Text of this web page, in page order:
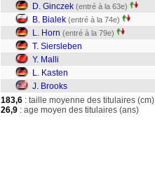
D. Ginczek (entré à la 63e)
B. Bialek (entré à la 74e)
L. Horn (entré à la 79e)
T. Siersleben
Y. Malli
L. Kasten
J. Brooks
183,6 : taille moyenne des titulaires (cm)
26,9 : age moyen des titulaires (ans)